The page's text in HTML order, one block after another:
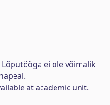
ei ole võimalik
at academic unit.